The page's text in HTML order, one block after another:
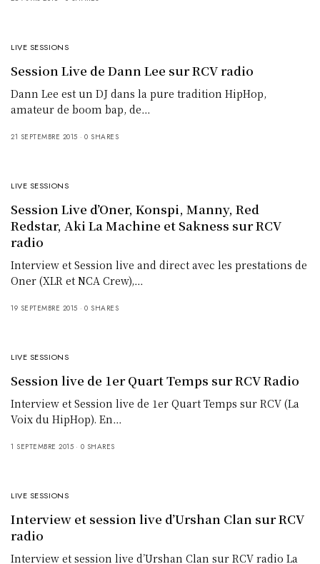
LIVE SESSIONS
Session Live de Dann Lee sur RCV radio
Dann Lee est un DJ dans la pure tradition HipHop,
amateur de boom bap, de…
21 SEPTEMBRE 2015 0 SHARES
LIVE SESSIONS
Session Live d’Oner, Konspi, Manny, Red
Redstar, Aki La Machine et Sakness sur RCV
radio
Interview et Session live and direct avec les prestations de
Oner (XLR et NCA Crew),…
19 SEPTEMBRE 2015 0 SHARES
LIVE SESSIONS
Session live de 1er Quart Temps sur RCV Radio
Interview et Session live de 1er Quart Temps sur RCV (La
Voix du HipHop). En…
1 SEPTEMBRE 2015 0 SHARES
LIVE SESSIONS
Interview et session live d’Urshan Clan sur RCV
radio
Interview et session live d’Urshan Clan sur RCV radio La